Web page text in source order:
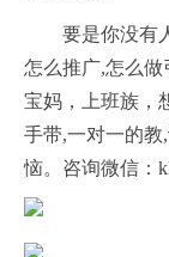
要是你没有
怎么推广,怎么做
宝妈，上班族，
手带,一对一的
恼。咨询微信：